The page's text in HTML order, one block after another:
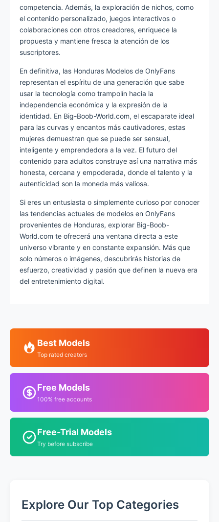
competencia. Además, la exploración de nichos, como
el contenido personalizado, juegos interactivos o
colaboraciones con otros creadores, enriquece la
propuesta y mantiene fresca la atención de los
suscriptores.
En definitiva, las Honduras Modelos de OnlyFans
representan el espíritu de una generación que sabe
usar la tecnología como trampolín hacia la
independencia económica y la expresión de la
identidad. En Big-Boob-World.com, el escaparate ideal
para las curvas y encantos más cautivadores, estas
mujeres demuestran que se puede ser sensual,
inteligente y emprendedora a la vez. El futuro del
contenido para adultos construye así una narrativa más
honesta, cercana y empoderada, donde el talento y la
autenticidad son la moneda más valiosa.
Si eres un entusiasta o simplemente curioso por conocer
las tendencias actuales de modelos en OnlyFans
provenientes de Honduras, explorar Big-Boob-
World.com te ofrecerá una ventana directa a este
universo vibrante y en constante expansión. Más que
solo números o imágenes, descubrirás historias de
esfuerzo, creatividad y pasión que definen la nueva era
del entretenimiento digital.
Best Models
Top rated creators
Free Models
100% free accounts
Free-Trial Models
Try before subscribe
Explore Our Top Categories